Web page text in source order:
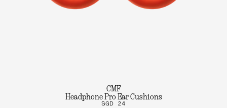
CMF
Headphone Pro Ear Cushions
SGD 24